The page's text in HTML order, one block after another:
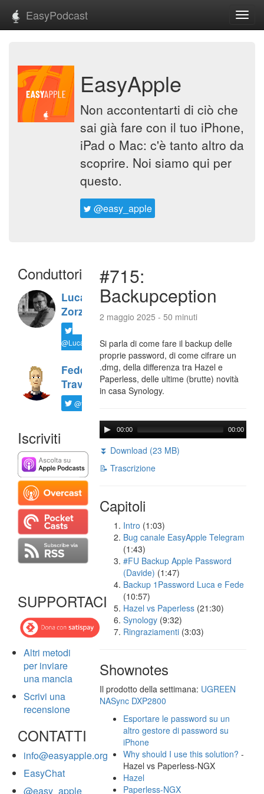
EasyPodcast
EasyApple
Non accontentarti di ciò che
sai già fare con il tuo iPhone,
iPad o Mac: c'è tanto altro da
scoprire. Noi siamo qui per
questo.
@easy_apple
Conduttori
Luca
Zorzi
@LucaTNT
Federico
Travaini
@ftrava
Iscriviti
SUPPORTACI
Altri metodi
per inviare
una mancia
Scrivi una
recensione
CONTATTI
info@easyapple.org
EasyChat
@easy_apple
#715:
Backupception
2 maggio 2025 - 50 minuti
Si parla di come fare il backup delle
proprie password, di come cifrare un
.dmg, della differenza tra Hazel e
Paperless, delle ultime (brutte) novità
in casa Synology.
00:00 00:00
⏬ Download (23 MB)
📝 Trascrizione
Capitoli
Intro (1:03)
Bug canale EasyApple Telegram
(1:43)
#FU Backup Apple Password
(Davide) (1:47)
Backup 1Password Luca e Fede
(10:57)
Hazel vs Paperless (21:30)
Synology (9:32)
Ringraziamenti (3:03)
Shownotes
Il prodotto della settimana: UGREEN
NASync DXP2800
Esportare le password su un
altro gestore di password su
iPhone
Why should I use this solution? -
Hazel vs Paperless-NGX
Hazel
Paperless-NGX